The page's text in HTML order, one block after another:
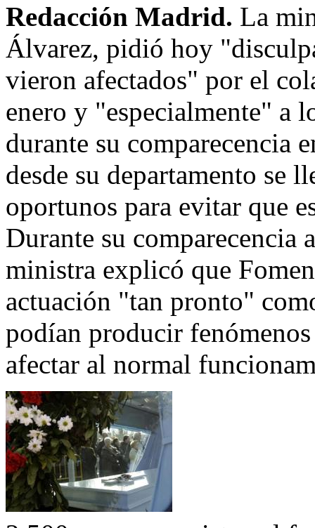
Redacción Madrid. La
Álvarez, pidió hoy
vieron afectados" por el
enero y "especialmente" a
durante su comparecencia
desde su departamento se
oportunos para evitar que
Durante su comparecencia
ministra explicó que
actuación "tan pronto"
podían producir
afectar al normal